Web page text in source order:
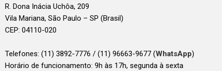
R. Dona Inácia Uchôa, 209
Vila Mariana, São Paulo – SP (Brasil)
CEP: 04110-020
Telefones: (11) 3892-7776 / (11) 96663-9677 (WhatsApp)
Horário de funcionamento: 9h às 17h, segunda à sexta